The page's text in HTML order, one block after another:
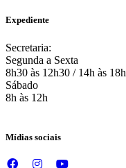
Expediente
Secretaria:
Segunda a Sexta
8h30 às 12h30 / 14h às 18h
Sábado
8h às 12h
Mídias sociais